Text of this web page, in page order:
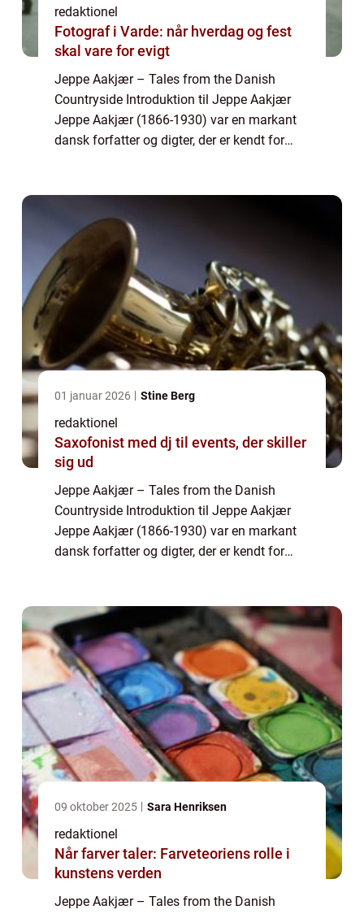
redaktionel
Fotograf i Varde: når hverdag og fest
skal vare for evigt
Jeppe Aakjær – Tales from the Danish
Countryside Introduktion til Jeppe Aakjær
Jeppe Aakjær (1866-1930) var en markant
dansk forfatter og digter, der er kendt for
01 januar 2026 Stine Berg
redaktionel
Saxofonist med dj til events, der skiller
sig ud
Jeppe Aakjær – Tales from the Danish
Countryside Introduktion til Jeppe Aakjær
Jeppe Aakjær (1866-1930) var en markant
dansk forfatter og digter, der er kendt for
09 oktober 2025 Sara Henriksen
redaktionel
Når farver taler: Farveteoriens rolle i
kunstens verden
Jeppe Aakjær – Tales from the Danish